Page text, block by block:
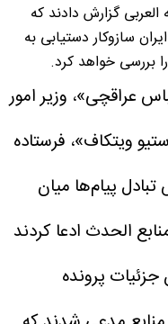
گزارش دادند که
سازوکار دستیابی به
بررسی خواهد کرد.
عراقچی»، وزیر امور
ویتکاف»، فرستاده
تبادل پیام‌ها میان
الحدث ادعا کردند
جزئیات پرونده